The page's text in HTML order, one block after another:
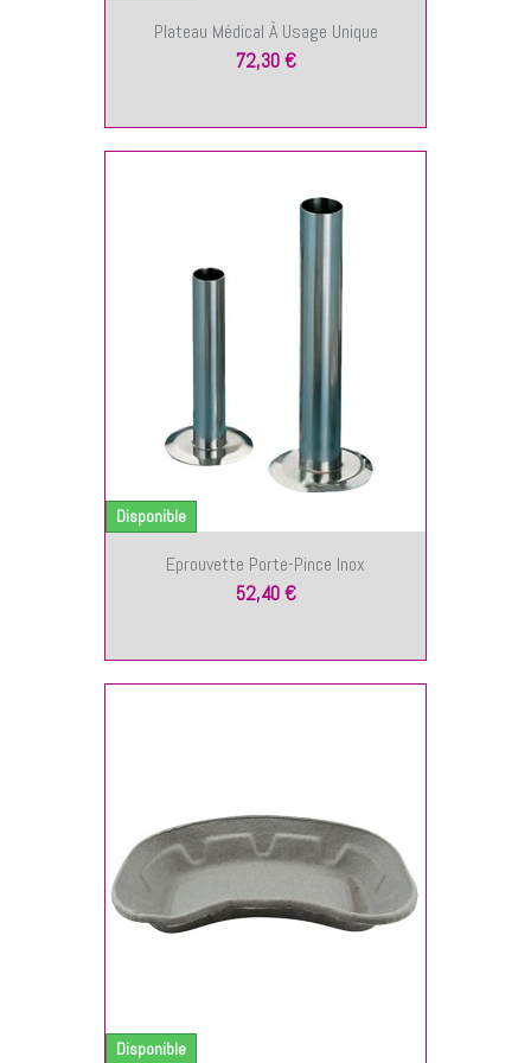
Plateau Médical À Usage Unique
72,30 €
Eprouvette Porte-Pince Inox
52,40 €
Disponible
Disponible